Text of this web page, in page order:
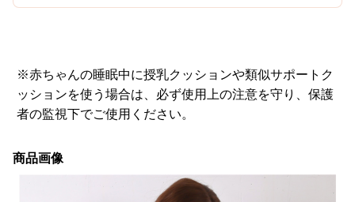
※赤ちゃんの睡眠中に授乳クッションや類似サポートク
ッションを使う場合は、必ず使用上の注意を守り、保護
者の監視下でご使用ください。
商品画像